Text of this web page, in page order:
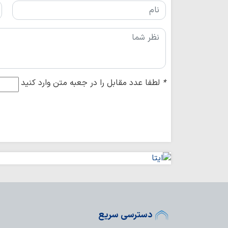
* لطفا عدد مقابل را در جعبه متن وارد کنید
دسترسی سریع